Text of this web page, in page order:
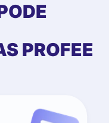
PROFEE